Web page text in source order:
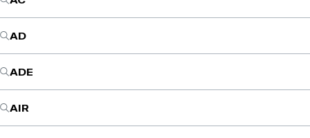
AD
ADE
AIR